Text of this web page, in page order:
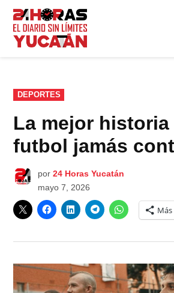
Saltar
contenido
PUBLICADO
EN
DEPORTES
La mejor historia
futbol jamás
por 24 Horas Yucatán
mayo 7, 2026
Más